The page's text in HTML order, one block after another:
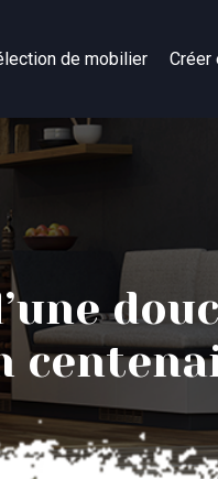
de mobilier Créer